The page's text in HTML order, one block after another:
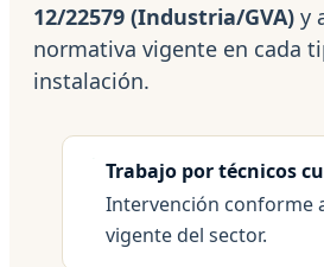
12/22579 (Industria/GVA) y
normativa vigente en cada
instalación.
Trabajo por técnicos
Intervención conforme
vigente del sector.